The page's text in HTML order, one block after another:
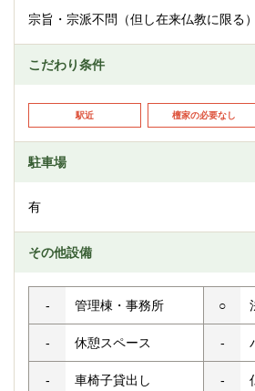
宗旨・宗派不問（但し在来仏教に限る）
こだわり条件
駅近 檀家の必要なし
駐車場
有
その他設備
- 管理棟・事務所 ○
- 休憩スペース -
- 車椅子貸出し -